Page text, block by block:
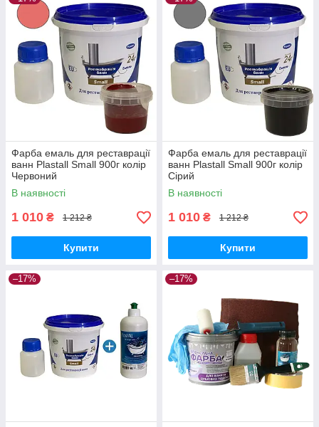
Фарба емаль для реставрації
ванн Plastall Small 900г колір
Червоний
В наявності
1 010 ₴ 1 212 ₴
Купити
Фарба емаль для реставрації
ванн Plastall Small 900г колір
Сірий
В наявності
1 010 ₴ 1 212 ₴
Купити
–17% –17%